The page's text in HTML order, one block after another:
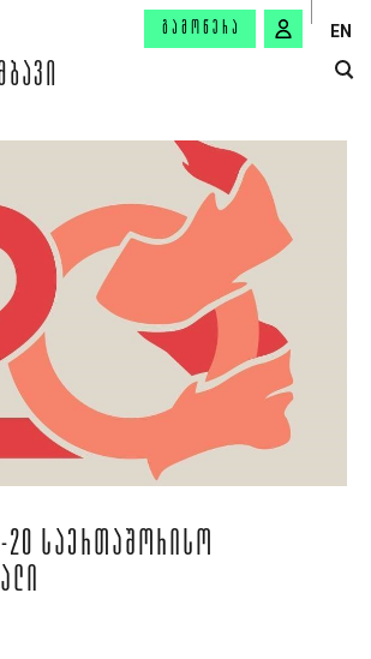
ᲒᲐᲛᲝᲬᲔᲠᲐ EN
20 ᲡᲐᲔᲠᲗᲐᲨᲝᲠᲘᲡᲝ